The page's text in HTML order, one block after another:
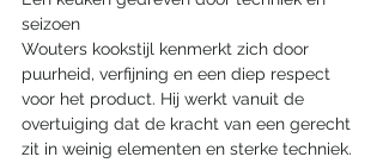
seizoen
Wouters kookstijl kenmerkt zich door
puurheid, verfijning en een diep respect
voor het product. Hij werkt vanuit de
overtuiging dat de kracht van een gerecht
zit in weinig elementen en sterke techniek.